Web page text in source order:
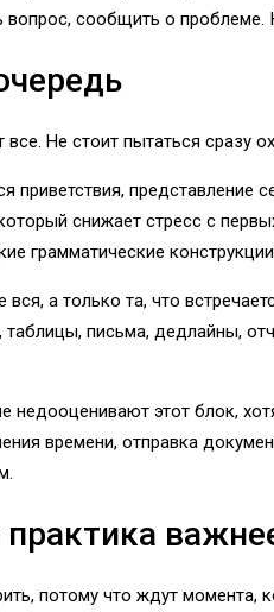
сообщить о проблеме.
Не стоит пытаться сразу
приветствия,
снижает стресс с
грамматические
а только та, что
письма, дедлайны,
недооценивают этот блок,
времени, отправка
потому что ждут момента,